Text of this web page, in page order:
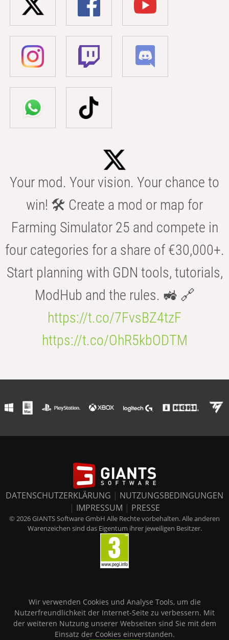
Your mod. Your vision. Your chance to
win! 🛠️ Create a mod or map for
Farming Simulator 25 and compete in
four categories for a share of €30,000+.
Start planning with GDN tools, tutorials,
ModHub and the rules. 🚜 🔗
https://t.co/7FvsBZ4tzF
https://t.co/OhR5kbODTM
DATENSCHUTZERKLÄRUNG | NUTZUNGSBEDINGUNGEN
| IMPRESSUM | PRESSE
© 2026 GIANTS Software GmbH Alle Rechte vorbehalten. Alle anderen
Warenzeichen sind das Eigentum ihrer jeweiligen Besitzer.
Wir verwenden Cookies und Analyse Tools, um die
Nutzerfreundlichkeit der Internet-Seite zu verbessern. Mit
der weiteren Nutzung unserer Webseiten sind Sie mit dem
Einsatz der Cookies einverstanden.